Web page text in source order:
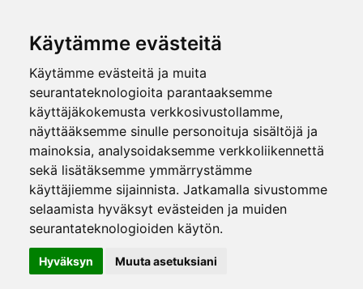
Käytämme evästeitä
Käytämme evästeitä ja muita
seurantateknologioita parantaaksemme
käyttäjäkokemusta verkkosivustollamme,
näyttääksemme sinulle personoituja sisältöjä ja
mainoksia, analysoidaksemme verkkoliikennettä
sekä lisätäksemme ymmärrystämme
käyttäjiemme sijainnista. Jatkamalla sivustomme
selaamista hyväksyt evästeiden ja muiden
seurantateknologioiden käytön.
Hyväksyn Muuta asetuksiani